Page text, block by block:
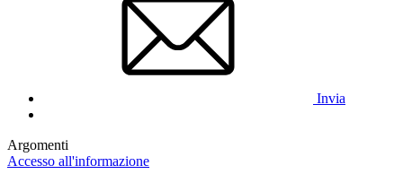
Invia
Argomenti
Accesso all'informazione